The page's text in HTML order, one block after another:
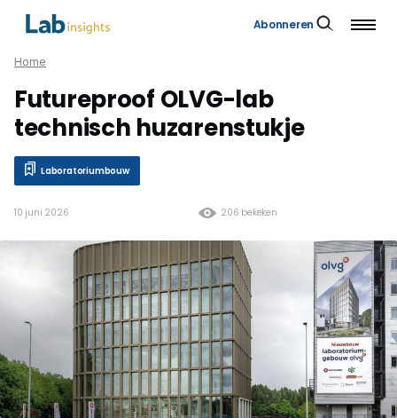
Abonneren
Home
Futureproof OLVG-lab
technisch huzarenstukje
Laboratoriumbouw
206 bekeken
10 juni 2026